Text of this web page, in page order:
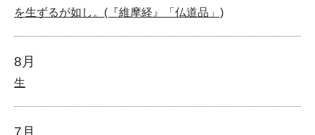
を生ずるが如し。(『維摩経』「仏道品」)
8月
生
7月